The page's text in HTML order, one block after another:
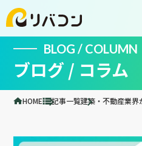
BLOG / COLUMN
ブログ / コラム
HOME 記事一覧建築・不動産業界